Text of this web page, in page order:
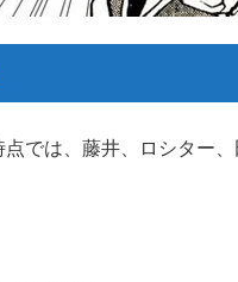
では、藤井、ロシター、